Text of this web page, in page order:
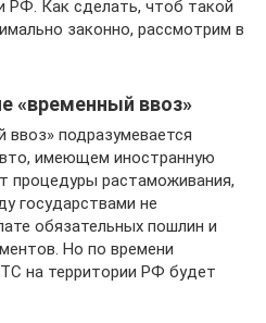
РФ. Как сделать, чтоб такой
законно, рассмотрим в
«временный ввоз»
подразумевается
имеющем иностранную
процедуры растаможивания,
государствами не
обязательных пошлин и
Но по времени
на территории РФ будет